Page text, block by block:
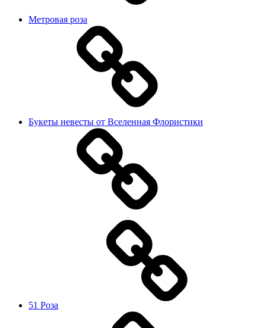
Метровая роза
Букеты невесты от Вселенная Флористики
51 Роза